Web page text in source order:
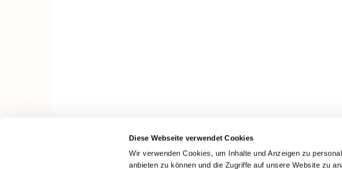
Diese Webseite verwendet Cookies
Wir verwenden Cookies, um Inhalte und Anzeigen zu
anbieten zu können und die Zugriffe auf unsere Website zu